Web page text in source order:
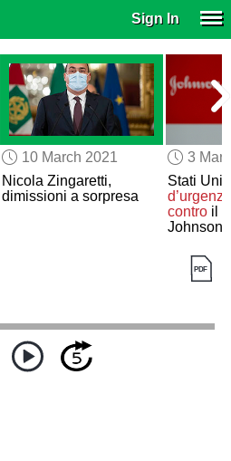
Sign In
10 March 2021
Nicola Zingaretti,
dimissioni a sorpresa
3
Stati
d’urgenza
controil
Johnson